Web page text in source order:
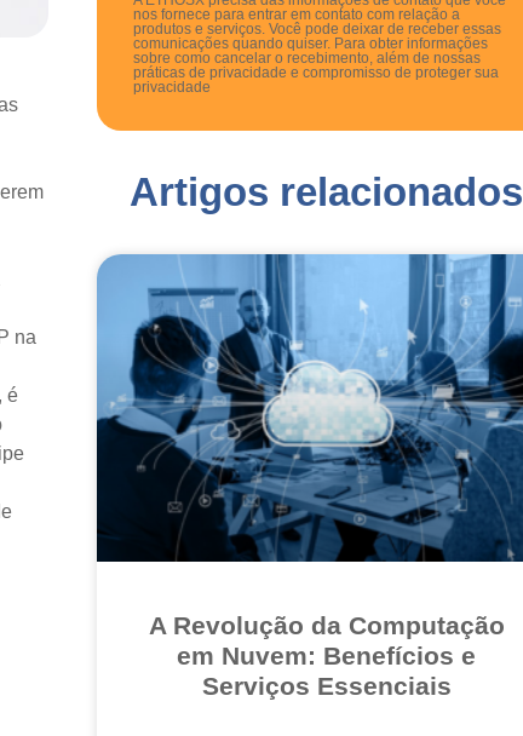
na
é
nos fornece para entrar em contato com relação a
produtos e serviços. Você pode deixar de receber essas
comunicações quando quiser. Para obter informações
sobre como cancelar o recebimento, além de nossas
práticas de privacidade e compromisso de proteger sua
privacidade
Artigos relacionados
A Revolução da Computação
em Nuvem: Benefícios e
Serviços Essenciais